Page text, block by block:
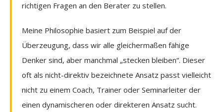
richtigen Fragen an den Berater zu stellen.
Meine Philosophie basiert zum Beispiel auf der
Überzeugung, dass wir alle gleichermaßen fähige
Denker sind, aber manchmal „stecken bleiben“. Dieser
oft als nicht-direktiv bezeichnete Ansatz passt vielleicht
nicht zu einem Coach, Trainer oder Seminarleiter der
einen dynamischeren oder direkteren Ansatz sucht.